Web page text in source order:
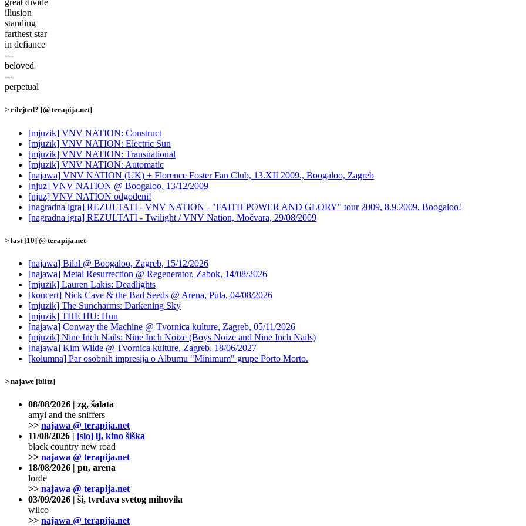
great divide
illusion
standing
farthest star
in defiance
---
beloved
---
perpetual
> rilejted? [@ terapija.net]
[mjuzik] VNV NATION: Construct
[mjuzik] VNV NATION: Electric Sun
[mjuzik] VNV NATION: Transnational
[mjuzik] VNV NATION: Automatic
[najawa] VNV NATION (UK) + Florence Foster Fan Club, 13.XII 2009., Boogaloo, Zagreb
[njuz] VNV NATION @ Boogaloo, 13/12/2009
[njuz] VNV NATION odgođeni!
[nagradna igra] REZULTATI - VNV NATION - "FAITH POWER AND GLORY" tour 2009, 8.9.2009, Boogaloo!
[nagradna igra] REZULTATI - Twilight / VNV Nation, Močvara, 29/08/2009
> last [10] @ terapija.net
[najawa] Bilal @ Boogaloo, Zagreb, 15/12/2026
[najawa] Metal Resurrection @ Regenerator, Zabok, 14/08/2026
[mjuzik] Lauren Lakis: Deadlights
[koncert] Nick Cave & the Bad Seeds @ Arena, Pula, 04/08/2026
[mjuzik] The Suncharms: Darkening Sky
[mjuzik] THE HU: Hun
[najawa] Conway the Machine @ Tvornica kulture, Zagreb, 05/11/2026
[mjuzik] Nine Inch Nails: Nine Inch Noize (Boys Noize and Nine Inch Nails)
[najawa] Kim Wilde @ Tvornica kulture, Zagreb, 18/06/2027
[kolumna] Par osobnih impresija o Albumu "Minimum" grupe Porto Morto.
> najawe [blitz]
08/08/2026 | zg, šalata
amyl and the sniffers
>> najawa @ terapija.net
11/08/2026 | [slo] lj, kino šiška
black country new road
>> najawa @ terapija.net
18/08/2026 | pu, arena
lorde
>> najawa @ terapija.net
03/09/2026 | ši, tvrđava svetog mihovila
wilco
>> najawa @ terapija.net